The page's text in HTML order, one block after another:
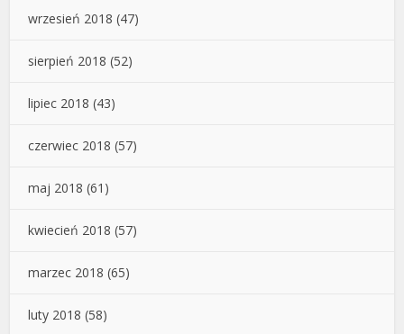
wrzesień 2018 (47)
sierpień 2018 (52)
lipiec 2018 (43)
czerwiec 2018 (57)
maj 2018 (61)
kwiecień 2018 (57)
marzec 2018 (65)
luty 2018 (58)